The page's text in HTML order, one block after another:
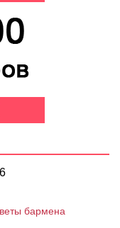
бармена